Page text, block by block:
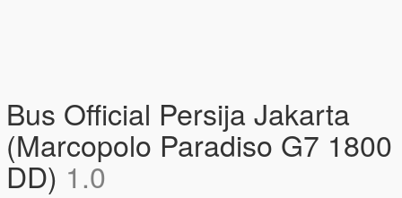
Bus Official Persija Jakarta
(Marcopolo Paradiso G7 1800
DD) 1.0